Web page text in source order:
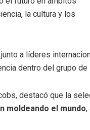
la cultura y los
a líderes
dentro del grupo de
destacó que la
moldeando el mundo,